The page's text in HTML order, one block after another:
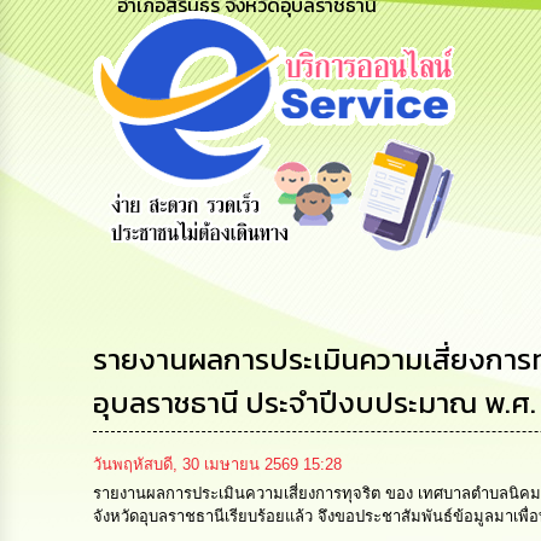
สายด่วนผู้
บริหาร
รับฟังความ
คิดเห็น
ประชาชน
ร้องเรียน
ร้องทุกข์
รายงานผลการประเมินความเสี่ยงก
อุบลราชธานี ประจำปีงบประมาณ พ.ศ
วันพฤหัสบดี, 30 เมษายน 2569 15:28
รายงานผลการประเมินความเสี่ยงการทุจริต ของ เทศบาลตำบลนิ
จังหวัดอุบลราชธานีเรียบร้อยแล้ว จึงขอประชาสัมพันธ์ข้อมูลมาเพื่